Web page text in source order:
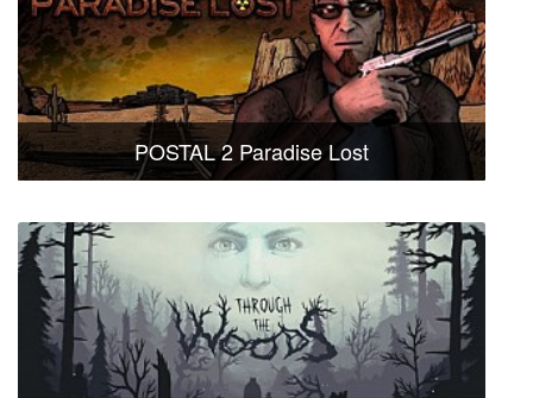
POSTAL 2 Paradise Lost